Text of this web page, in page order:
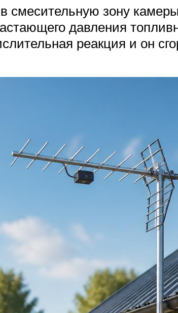
смесительную зону
давления
реакция и он